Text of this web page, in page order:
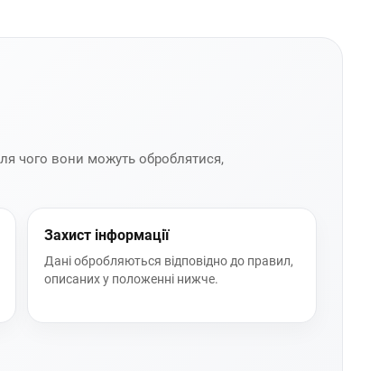
чого вони можуть оброблятися,
Захист інформації
Дані обробляються відповідно до правил,
описаних у положенні нижче.